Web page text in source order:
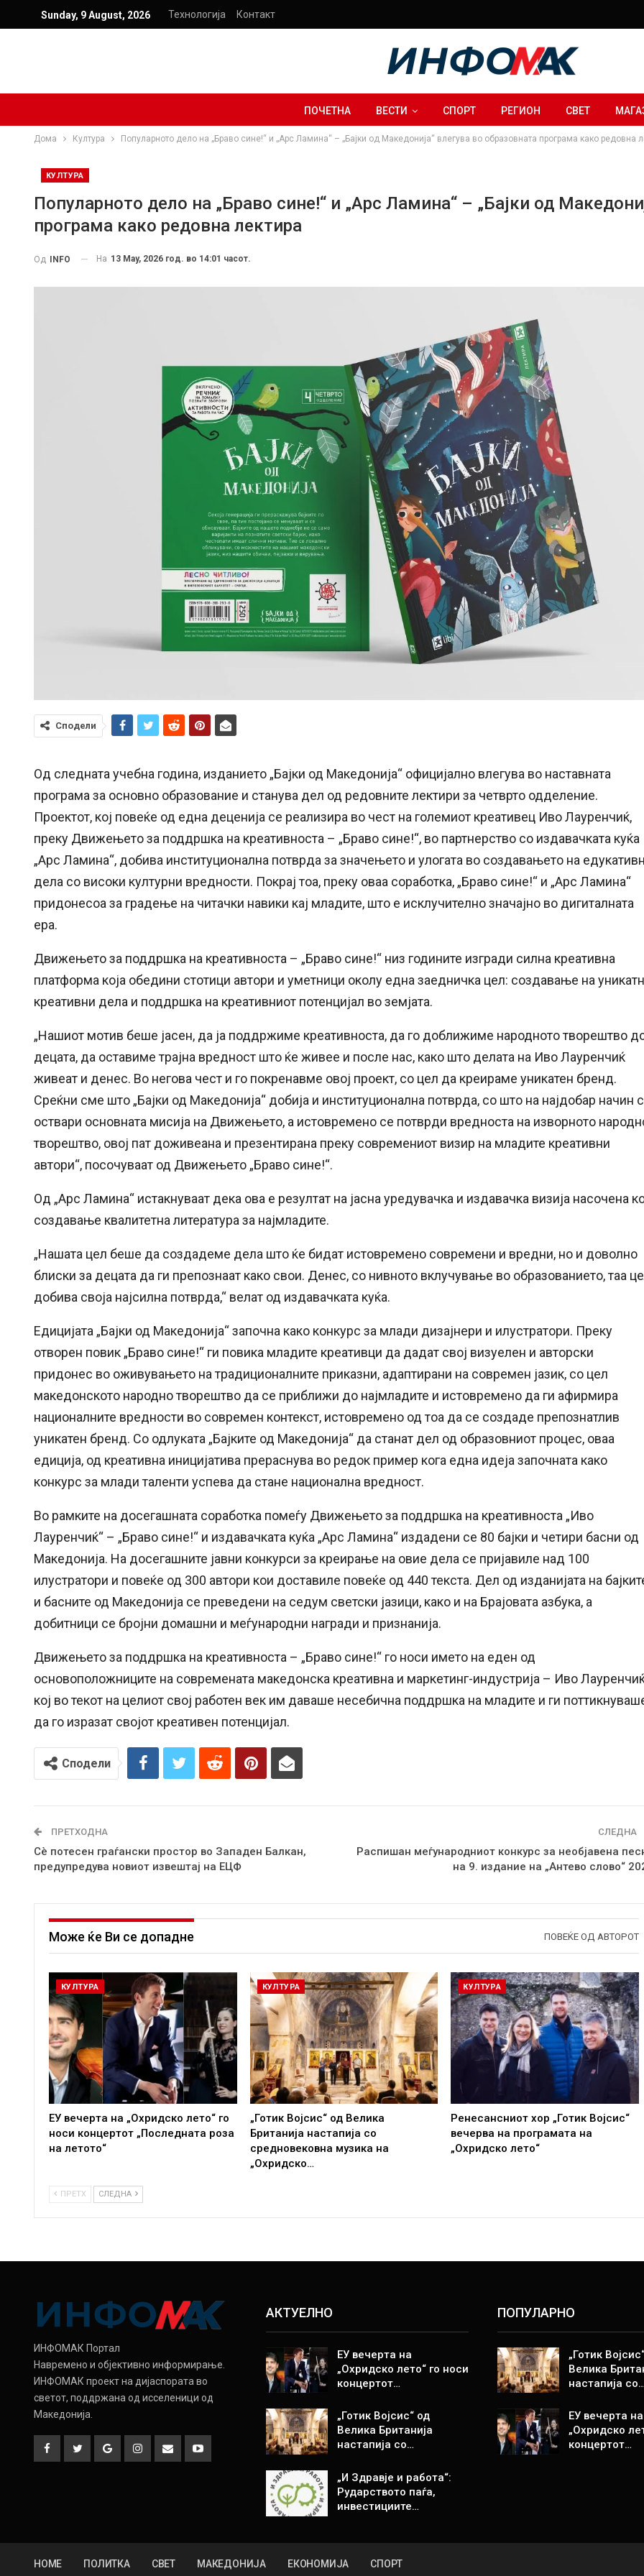
Sunday, 9 August, 2026 Технологија Контакт
ПОЧЕТНА ВЕСТИ СПОРТ РЕГИОН СВЕТ
Дома Култура Популарното дело на „Браво сине!“ и „Арс Ламина“ – „Бајки од Македонија“ влегува во образовната програма како редовна
КУЛТУРА
Популарното дело на „Браво сине!“ и „Арс Ламина“ – „Бајки од
програма како редовна лектира
Од INFO На 13 May, 2026 год. во 14:01 часот.
Сподели
Од следната учебна година, изданието „Бајки од Македонија“ официјално влегува во наставната
програма за основно образование и станува дел од редовните лектири за четврто одделение.
Проектот, кој повеќе од една деценија се реализира во чест на големиот креативец Иво Лауренчиќ,
преку Движењето за поддршка на креативноста – „Браво сине!“, во партнерство со издавачката куќа
„Арс Ламина“, добива институционална потврда за значењето и улогата во создавањето на
дела со високи културни вредности. Покрај тоа, преку оваа соработка, „Браво сине!“ и „Арс Ламина“
придонесоа за градење на читачки навики кај младите, што е исклучително значајно во дигиталната
ера.
Движењето за поддршка на креативноста – „Браво сине!“ низ годините изгради силна креативна
платформа која обедини стотици автори и уметници околу една заедничка цел: создавање на
креативни дела и поддршка на креативниот потенцијал во земјата.
„Нашиот мотив беше јасен, да ја поддржиме креативноста, да го доближиме народното творештво
децата, да оставиме трајна вредност што ќе живее и после нас, како што делата на Иво Лауренчиќ
живеат и денес. Во негова чест и го покренавме овој проект, со цел да креираме уникатен бренд.
Среќни сме што „Бајки од Македонија“ добија и институционална потврда, со што на најдобар начин
оствари основната мисија на Движењето, а истовремено се потврди вредноста на изворното
творештво, овој пат доживеана и презентирана преку современиот визир на младите креативни
автори“, посочуваат од Движењето „Браво сине!“.
Од „Арс Ламина“ истакнуваат дека ова е резултат на јасна уредувачка и издавачка визија насочена
создавање квалитетна литература за најмладите.
„Нашата цел беше да создадеме дела што ќе бидат истовремено современи и вредни, но и доволно
блиски за децата да ги препознаат како свои. Денес, со нивното вклучување во образованието, таа
добива своја најсилна потврда,“ велат од издавачката куќа.
Едицијата „Бајки од Македонија“ започна како конкурс за млади дизајнери и илустратори. Преку
отворен повик „Браво сине!“ ги повика младите креативци да дадат свој визуелен и авторски
придонес во оживувањето на традиционалните приказни, адаптирани на современ јазик, со цел
македонското народно творештво да се приближи до најмладите и истовремено да ги афирмира
националните вредности во современ контекст, истовремено од тоа да се создаде препознатлив
уникатен бренд. Со одлуката „Бајките од Македонија“ да станат дел од образовниот процес, оваа
едиција, од креативна иницијатива прераснува во редок пример кога една идеја започната како
конкурс за млади таленти успева да стане национална вредност.
Во рамките на досегашната соработка помеѓу Движењето за поддршка на креативноста „Иво
Лауренчиќ“ – „Браво сине!“ и издавачката куќа „Арс Ламина“ издадени се 80 бајки и четири басни од
Македонија. На досегашните јавни конкурси за креирање на овие дела се пријавиле над 100
илустратори и повеќе од 300 автори кои доставиле повеќе од 440 текста. Дел од изданијата на
и басните од Македонија се преведени на седум светски јазици, како и на Брајовата азбука, а
добитници се бројни домашни и меѓународни награди и признанија.
Движењето за поддршка на креативноста – „Браво сине!“ го носи името на еден од
основоположниците на современата македонска креативна и маркетинг-индустрија – Иво
кој во текот на целиот свој работен век им даваше несебична поддршка на младите и ги
да го изразат својот креативен потенцијал.
Сподели
ПРЕТХОДНА
Сè потесен граѓански простор во Западен Балкан,
предупредува новиот извештај на ЕЦФ
СЛЕДНА
Распишан меѓународниот конкурс за необјавена
на 9. издание на „Антево слово“
Може ќе Ви се допадне ПОВЕЌЕ ОД АВТОРОТ
КУЛТУРА
ЕУ вечерта на „Охридско лето“ го
носи концертот „Последната роза
на летото“
КУЛТУРА
„Готик Војсис“ од Велика
Британија настапија со
средновековна музика на
„Охридско…
КУЛТУРА
Ренесансниот хор „Готик Војсис“
вечерва на програмата на
„Охридско лето“
ПРЕТХ СЛЕДНА
ИНФОМАК Портал
Навремено и објективно информирање.
ИНФОМАК проект на дијаспората во
светот, поддржана од исселеници од
Македонија.
АКТУЕЛНО
ЕУ вечерта на
„Охридско лето“ го носи
концертот…
„Готик Војсис“ од
Велика Британија
настапија со…
„И Здравје и работа“:
Рударството паѓа,
инвестициите…
ПОПУЛАРНО
„Готик
Велика
настапија
ЕУ вечерта на
„Охридско
концертот…
HOME ПОЛИТКА СВЕТ МАКЕДОНИЈА ЕКОНОМИЈА СПОРТ